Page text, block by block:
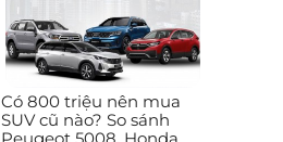
Có 800 triệu nên mua
SUV cũ nào? So sánh